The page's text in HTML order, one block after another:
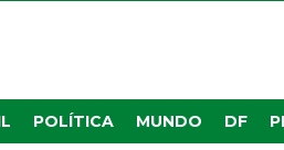
POLÍTICA MUNDO DF